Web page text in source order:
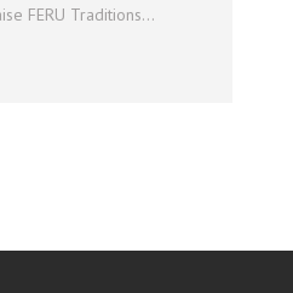
FERU Traditions...